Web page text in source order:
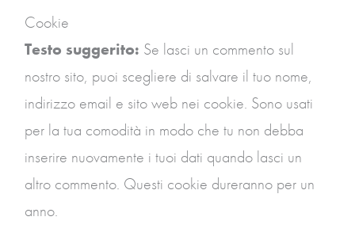
Cookie
Testo suggerito: Se lasci un commento sul
nostro sito, puoi scegliere di salvare il tuo nome,
indirizzo email e sito web nei cookie. Sono usati
per la tua comodità in modo che tu non debba
inserire nuovamente i tuoi dati quando lasci un
altro commento. Questi cookie dureranno per un
anno.